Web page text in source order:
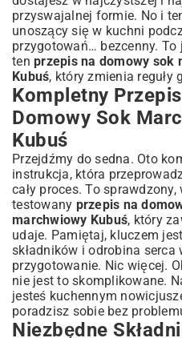
przyswajalnej formie. No i
unoszący się w kuchni
przygotowań… bezcenny. To
ten przepis na domowy sok
Kubuś, który zmienia reguły
Kompletny
Domowy Sok
Kubuś
Przejdźmy do sedna. Oto
instrukcja, która
cały proces. To
testowany przepis na
marchwiowy Kubuś, który
udaje. Pamiętaj, kluczem
składników i odrobina serca
przygotowanie. Nic więcej.
nie jest to skomplikowane.
jesteś kuchennym
poradzisz sobie bez
Niezbędne